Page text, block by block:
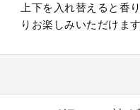
上下を入れ替えると香
りお楽しみいただけます